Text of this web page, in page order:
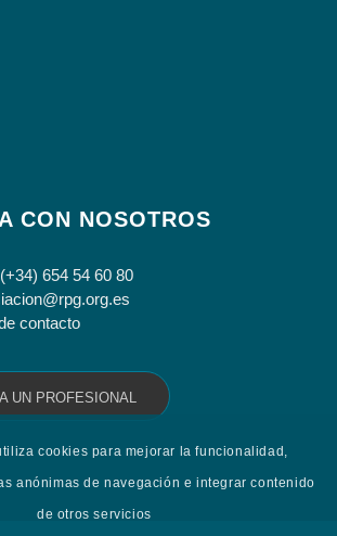
CON NOSOTROS
654 54 60 80
contacto
UN PROFESIONAL
cookies para mejorar la funcionalidad,
anónimas de navegación e integrar contenido
de otros servicios